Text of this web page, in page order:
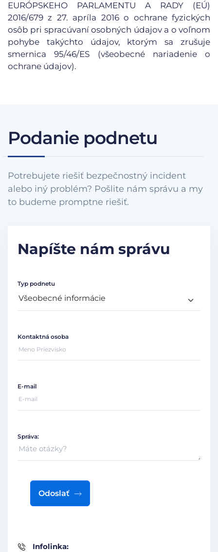
EURÓPSKEHO PARLAMENTU A RADY (EÚ)
2016/679 z 27. apríla 2016 o ochrane fyzických
osôb pri spracúvaní osobných údajov a o voľnom
pohybe takýchto údajov, ktorým sa zrušuje
smernica 95/46/ES (všeobecné nariadenie o
ochrane údajov).
Podanie podnetu
Potrebujete riešiť bezpečnostný incident
alebo iný problém? Pošlite nám správu a my
to budeme promptne riešiť.
Napíšte nám správu
Infolinka:
Typ podnetu
Kontaktná osoba
E-mail
Správa:
Odoslať